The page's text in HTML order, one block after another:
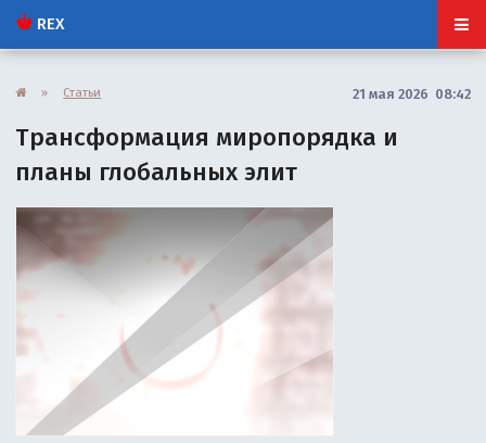
REX
» Статьи 21 мая 2026 08:42
Трансформация миропорядка и
планы глобальных элит